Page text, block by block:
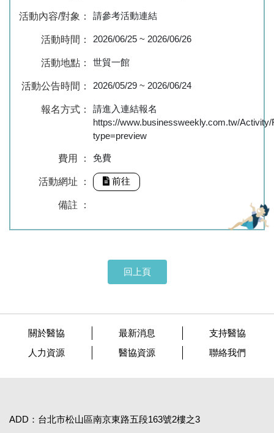
活動內容/對象： 請參考活動連結
活動時間： 2026/06/25 ~ 2026/06/26
活動地點： 世貿一館
活動公告時間： 2026/05/29 ~ 2026/06/24
報名方式：
請進入連結報名
https://www.businessweekly.com.tw/
type=preview
費用 ： 免費
活動網址 ： 前往
備註 ：
回上頁
關於醫協 最新消息
支持醫協
人力資源
醫協資源 聯絡我們
ADD：台北市松山區南京東路五段163號2樓之3